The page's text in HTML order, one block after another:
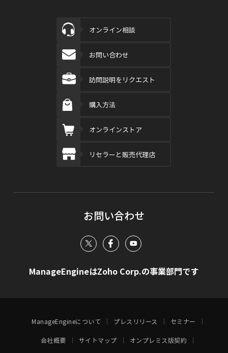
オンライン相談
お問い合わせ
訪問説明をリクエスト
購入方法
オンラインストア
リセラーと販売代理店
お問い合わせ
ManageEngineはZoho Corp.の事業部門です
ManageEngineについて プレスリリース セミナー
会社概要 サイトマップ オンプレミス版契約